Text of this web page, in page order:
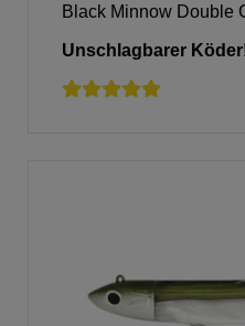
Black Minnow Double
Unschlagbarer